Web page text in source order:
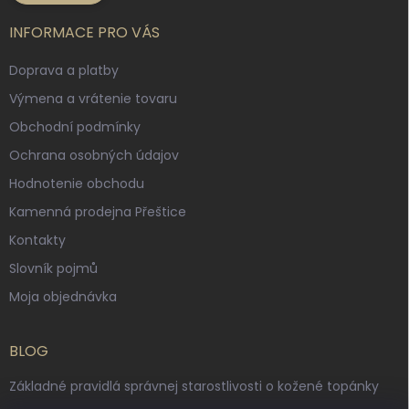
INFORMACE PRO VÁS
Doprava a platby
Výmena a vrátenie tovaru
Obchodní podmínky
Ochrana osobných údajov
Hodnotenie obchodu
Kamenná prodejna Přeštice
Kontakty
Slovník pojmů
Moja objednávka
BLOG
Základné pravidlá správnej starostlivosti o kožené topánky